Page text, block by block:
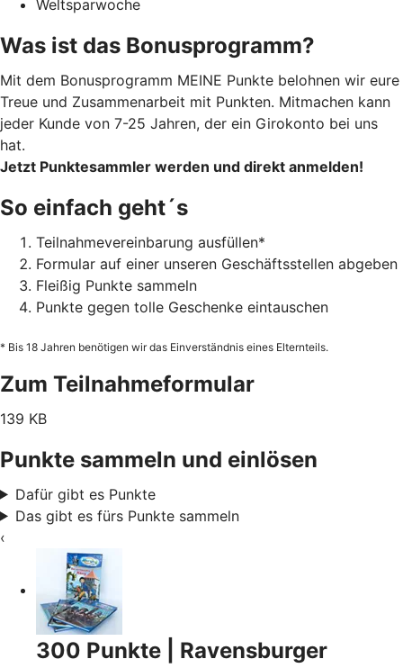
Weltsparwoche
Was ist das Bonusprogramm?
Mit dem Bonusprogramm MEINE Punkte belohnen wir eure
Treue und Zusammenarbeit mit Punkten. Mitmachen kann
jeder Kunde von 7-25 Jahren, der ein Girokonto bei uns
hat.
Jetzt Punktesammler werden und direkt anmelden!
So einfach geht´s
Teilnahmevereinbarung ausfüllen*
Formular auf einer unseren Geschäftsstellen abgeben
Fleißig Punkte sammeln
Punkte gegen tolle Geschenke eintauschen
* Bis 18 Jahren benötigen wir das Einverständnis eines Elternteils.
Zum Teilnahmeformular
139 KB
Punkte sammeln und einlösen
Dafür gibt es Punkte
Das gibt es fürs Punkte sammeln
‹
300 Punkte | Ravensburger